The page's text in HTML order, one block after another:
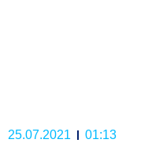
25.07.2021 01:13